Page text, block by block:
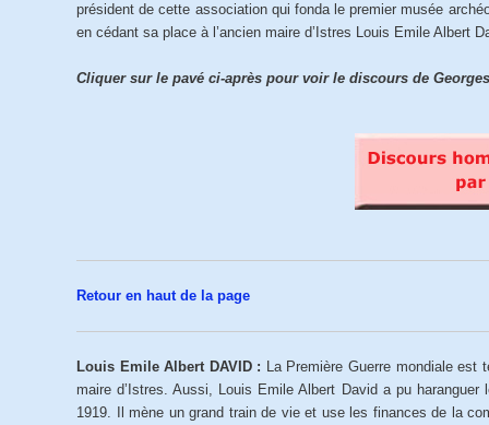
président de cette association qui fonda le premier musée
en cédant sa place à l’ancien maire d’Istres Louis Emile Albert
Cliquer sur le pavé ci-après pour voir le discours de
Retour en haut de la page
Louis Emile Albert DAVID : La Première Guerre mondiale est
maire d’Istres. Aussi, Louis Emile Albert David a pu
1919. Il mène un grand train de vie et use les finances de la